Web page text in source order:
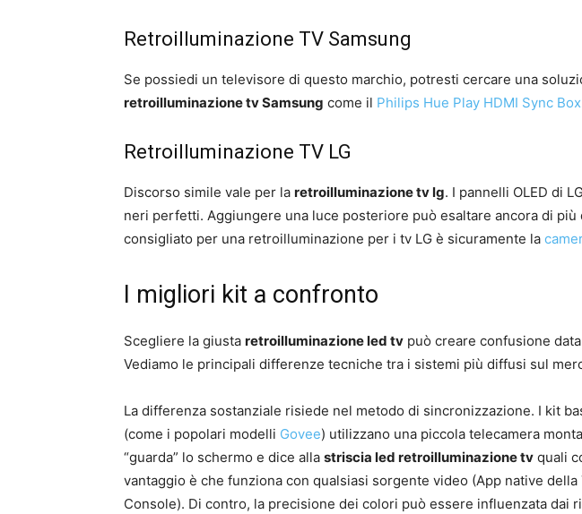
Retroilluminazione TV Samsung
Se possiedi un televisore di questo marchio, potresti cercare una
retroilluminazione tv Samsung come il Philips Hue Play HDMI Sync Box
Retroilluminazione TV LG
Discorso simile vale per la retroilluminazione tv lg. I pannelli OLED di
neri perfetti. Aggiungere una luce posteriore può esaltare ancora di
consigliato per una retroilluminazione per i tv LG è sicuramente la
I migliori kit a confronto
Scegliere la giusta retroilluminazione led tv può creare confusione
Vediamo le principali differenze tecniche tra i sistemi più diffusi sul
La differenza sostanziale risiede nel metodo di sincronizzazione. I kit
(come i popolari modelli Govee) utilizzano una piccola telecamera
“guarda” lo schermo e dice alla striscia led retroilluminazione tv quali
vantaggio è che funziona con qualsiasi sorgente video (App native della
Console). Di contro, la precisione dei colori può essere influenzata dai